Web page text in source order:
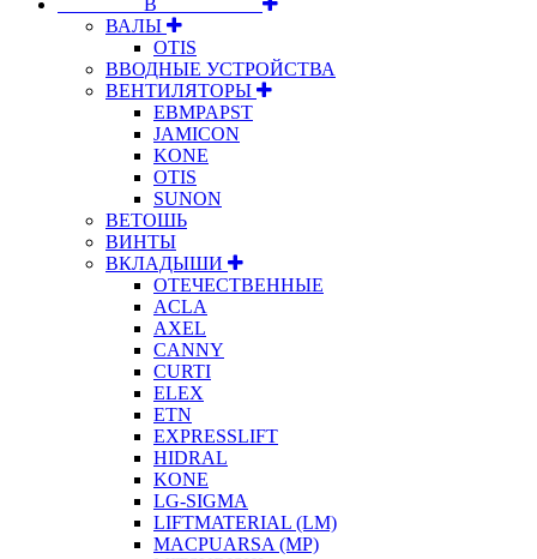
ВАЛЫ
OTIS
ВВОДНЫЕ УСТРОЙСТВА
ВЕНТИЛЯТОРЫ
EBMPAPST
JAMICON
KONE
OTIS
SUNON
ВЕТОШЬ
ВИНТЫ
ВКЛАДЫШИ
ОТЕЧЕСТВЕННЫЕ
ACLA
AXEL
CANNY
CURTI
ELEX
ETN
EXPRESSLIFT
HIDRAL
KONE
LG-SIGMA
LIFTMATERIAL (LM)
MACPUARSA (MP)